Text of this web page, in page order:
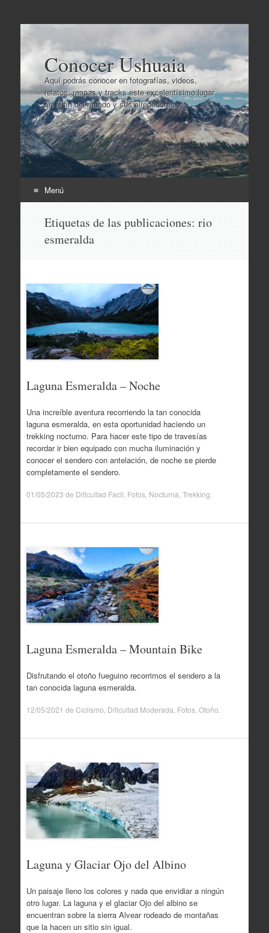
Conocer Ushuaia
Aquí podrás conocer en fotografías, videos,
relatos, mapas y tracks este excelentísimo lugar
en el fin del mundo y sus alrededores..
Menú
contenido
Etiquetas de las publicaciones: rio
esmeralda
Laguna Esmeralda – Noche
Una increíble aventura recorriendo la tan conocida
laguna esmeralda, en esta oportunidad haciendo un
trekking nocturno. Para hacer este tipo de travesías
recordar ir bien equipado con mucha iluminación y
conocer el sendero con antelación, de noche se pierde
completamente el sendero.
01/05/2023 de Dificultad Facil Fotos, Nocturna Trekking
Laguna Esmeralda – Mountain Bike
Disfrutando el otoño fueguino recorrimos el sendero a la
tan conocida laguna esmeralda.
12/05/2021 de Ciclismo Dificultad Moderada Fotos, Otoño
Laguna y Glaciar Ojo del Albino
Un paisaje lleno los colores y nada que envidiar a ningún
otro lugar. La laguna y el glaciar Ojo del albino se
encuentran sobre la sierra Alvear rodeado de montañas
que la hacen un sitio sin igual.